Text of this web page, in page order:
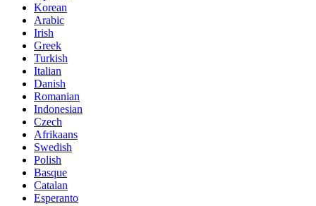
Korean
Arabic
Irish
Greek
Turkish
Italian
Danish
Romanian
Indonesian
Czech
Afrikaans
Swedish
Polish
Basque
Catalan
Esperanto